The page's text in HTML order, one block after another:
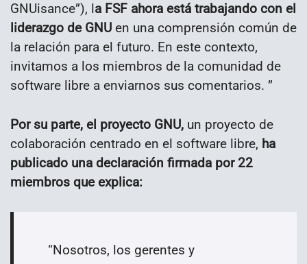
GNUisance”), la FSF ahora está trabajando con el
liderazgo de GNU en una comprensión común de
la relación para el futuro. En este contexto,
invitamos a los miembros de la comunidad de
software libre a enviarnos sus comentarios. ”
Por su parte, el proyecto GNU, un proyecto de
colaboración centrado en el software libre, ha
publicado una declaración firmada por 22
miembros que explica:
“Nosotros, los gerentes y